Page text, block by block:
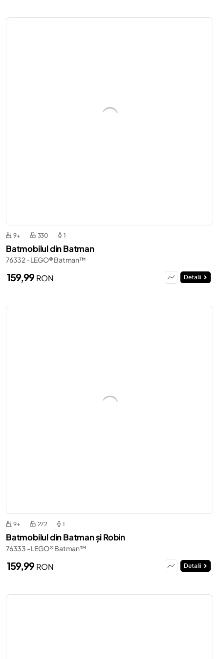
9+ 330 1
Batmobilul din Batman
76332 - LEGO® Batman™
159,99RON Detalii
9+ 272 1
Batmobilul din Batman și Robin
76333 - LEGO® Batman™
159,99RON Detalii